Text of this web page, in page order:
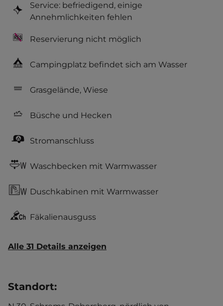
Service: befriedigend, einige
Annehmlichkeiten fehlen
Reservierung nicht möglich
Campingplatz befindet sich am Wasser
Grasgelände, Wiese
Büsche und Hecken
Stromanschluss
Waschbecken mit Warmwasser
Duschkabinen mit Warmwasser
Fäkalienausguss
Alle 31 Details anzeigen
Standort: